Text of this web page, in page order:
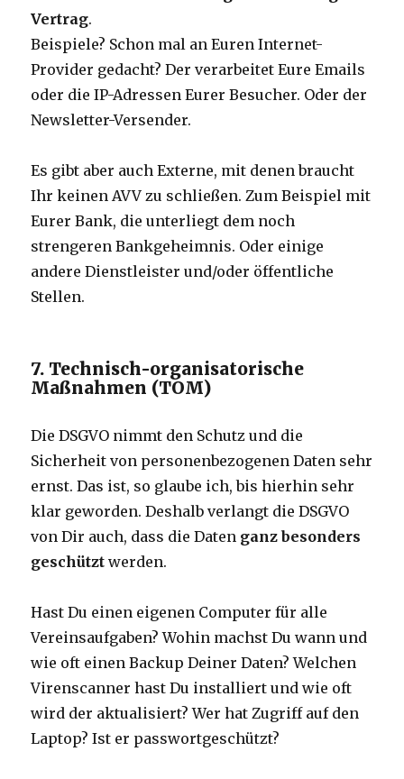
Vertrag.
Beispiele? Schon mal an Euren Internet-
Provider gedacht? Der verarbeitet Eure Emails
oder die IP-Adressen Eurer Besucher. Oder der
Newsletter-Versender.
Es gibt aber auch Externe, mit denen braucht
Ihr keinen AVV zu schließen. Zum Beispiel mit
Eurer Bank, die unterliegt dem noch
strengeren Bankgeheimnis. Oder einige
andere Dienstleister und/oder öffentliche
Stellen.
7. Technisch-organisatorische
Maßnahmen (TOM)
Die DSGVO nimmt den Schutz und die
Sicherheit von personenbezogenen Daten sehr
ernst. Das ist, so glaube ich, bis hierhin sehr
klar geworden. Deshalb verlangt die DSGVO
von Dir auch, dass die Daten ganz besonders
geschützt werden.
Hast Du einen eigenen Computer für alle
Vereinsaufgaben? Wohin machst Du wann und
wie oft einen Backup Deiner Daten? Welchen
Virenscanner hast Du installiert und wie oft
wird der aktualisiert? Wer hat Zugriff auf den
Laptop? Ist er passwortgeschützt?